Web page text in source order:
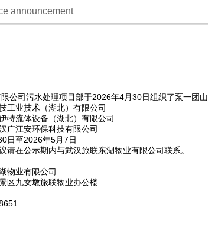
announcement
公司污水处理项目部于2026年4月30日组织了泵一团山
工业技术（湖北）有限公司
伊特流体设备（湖北）有限公司
广江安环保科技有限公司
日至2026年5月7日
请在公示期内与武汉旅联东湖物业有限公司联系。
物业有限公司
区九女墩旅联物业办公楼